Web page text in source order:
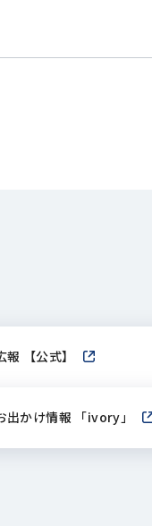
【公式】 新しいウィ
出かけ情報 「ivory」